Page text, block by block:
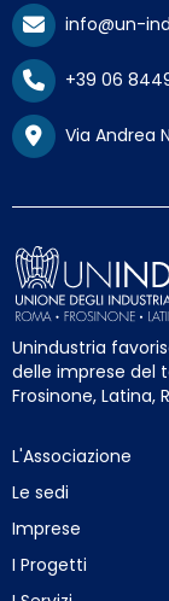
info@un-
+39 06
Via Andrea
Unindustria
delle imprese del
Frosinone, Latina,
L'Associazione
Le sedi
Imprese
I Progetti